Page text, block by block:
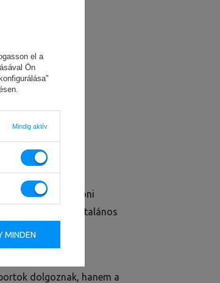
mindennapi otthoni
és növelni az általános
dolgoznak, hanem a
el a
Ön
Mindig aktív
MINDEN